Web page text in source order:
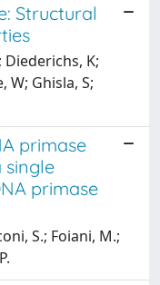
Structural
K;
W; Ghisla, S;
primase
single
primase
S.; Foiani, M.;